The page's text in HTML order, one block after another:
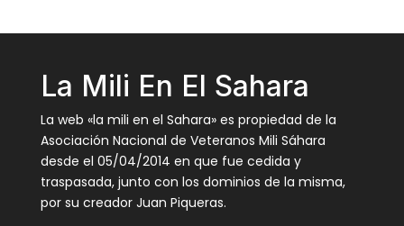
La Mili En El Sahara
La web «la mili en el Sahara» es propiedad de la
Asociación Nacional de Veteranos Mili Sáhara
desde el 05/04/2014 en que fue cedida y
traspasada, junto con los dominios de la misma,
por su creador Juan Piqueras.